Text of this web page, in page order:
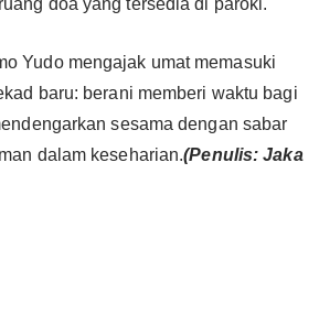
doa yang tersedia di paroki.
Yudo mengajak umat memasuki
baru: berani memberi waktu bagi
sesama dengan sabar
dalam keseharian.(Penulis: Jaka